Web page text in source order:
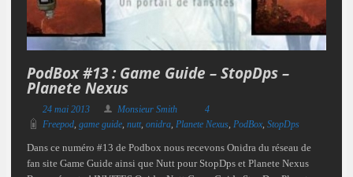
PodBox #13 : Game Guide – StopDps –
Planete Nexus
24 mai 2013 Monsieur Smith
4
Freepod, game guide, nutt, onidra, Planete Nexus, PodBox, StopDps
Dans ce numéro #13 de Podbox nous recevons Onidra du réseau de
fan site Game Guide ainsi que Nutt pour StopDps et Planete Nexus